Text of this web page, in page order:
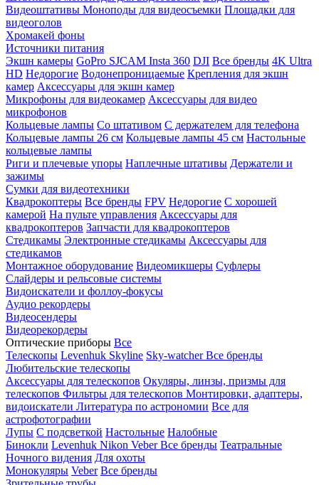
Видеоштативы Моноподы для видеосъемки Площадки для
видеоголов
Хромакей фоны
Источники питания
Экшн камеры GoPro SJCAM Insta 360 DJI Все бренды 4K Ultra
HD Недорогие Водонепроницаемые Крепления для экшн
камер Аксессуары для экшн камер
Микрофоны для видеокамер Аксессуары для видео
микрофонов
Кольцевые лампы Со штативом C держателем для телефона
Кольцевые лампы 26 см Кольцевые лампы 45 см Настольные
кольцевые лампы
Риги и плечевые упоры Наплечные штативы Держатели и
зажимы
Сумки для видеотехники
Квадрокоптеры Все бренды FPV Недорогие С хорошей
камерой На пульте управления Аксессуары для
квадрокоптеров Запчасти для квадрокоптеров
Стедикамы Электронные стедикамы Аксессуары для
стедикамов
Монтажное оборудование Видеомикшеры Суфлеры
Слайдеры и рельсовые системы
Видоискатели и фоллоу-фокусы
Аудио рекордеры
Видеосендеры
Видеорекордеры
Оптические приборы Все
Телескопы Levenhuk Skyline Sky-watcherВсе бренды
Любительские телескопы
Аксессуары для телескопов Окуляры, линзы, призмы для
телескопов Фильтры для телескопов Монтировки, адаптеры,
видоискатели Литература по астрономии Все для
астрофотографии
Лупы С подсветкой Настольные Налобные
Бинокли Levenhuk Nikon VeberВсе бренды Театральные
Ночного видения Для охоты
Монокуляры Veber Все бренды